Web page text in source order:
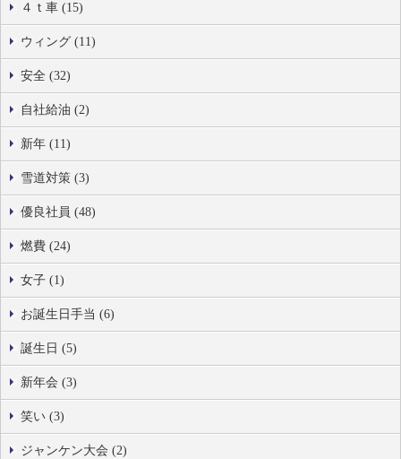
４ｔ車 (15)
ウィング (11)
安全 (32)
自社給油 (2)
新年 (11)
雪道対策 (3)
優良社員 (48)
燃費 (24)
女子 (1)
お誕生日手当 (6)
誕生日 (5)
新年会 (3)
笑い (3)
ジャンケン大会 (2)